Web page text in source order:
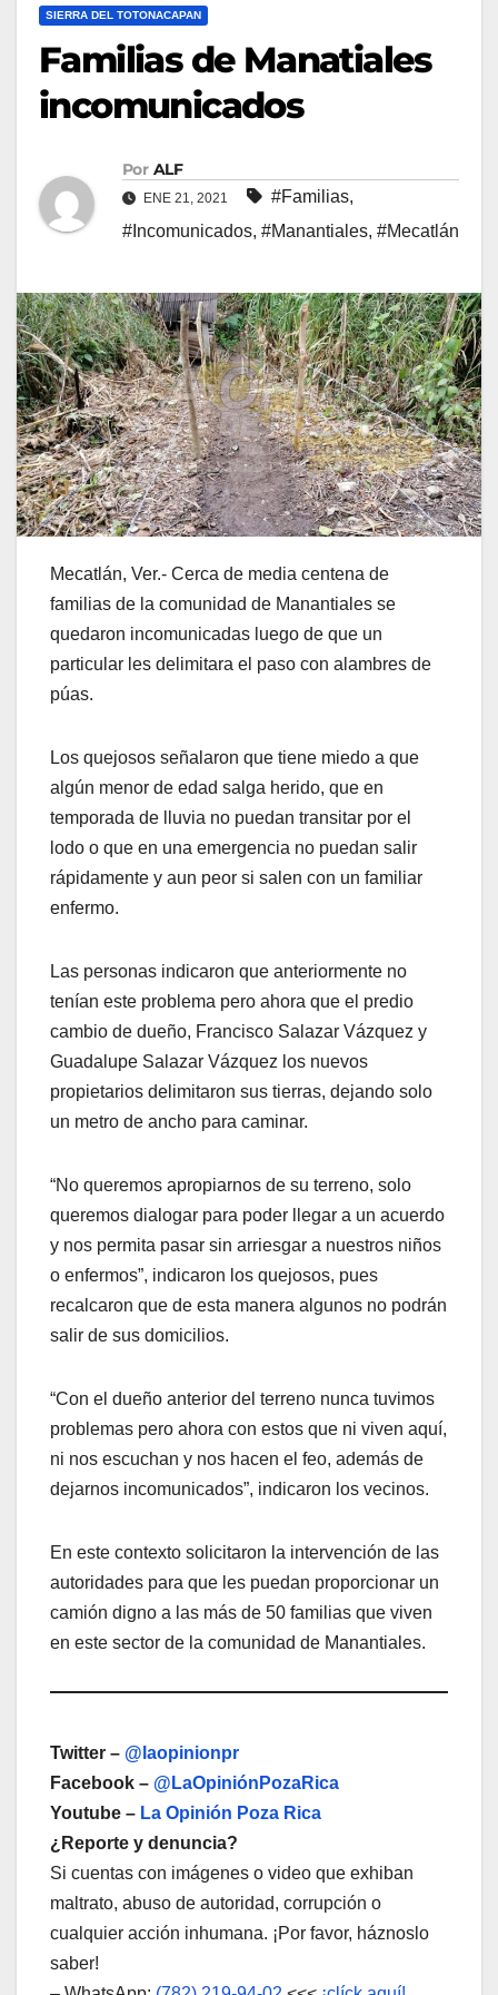
SIERRA DEL TOTONACAPAN
Familias de Manatiales
incomunicados
Por ALF
ENE 21, 2021 #Familias,
#Incomunicados, #Manantiales, #Mecatlán
Mecatlán, Ver.- Cerca de media centena de
familias de la comunidad de Manantiales se
quedaron incomunicadas luego de que un
particular les delimitara el paso con alambres de
púas.
Los quejosos señalaron que tiene miedo a que
algún menor de edad salga herido, que en
temporada de lluvia no puedan transitar por el
lodo o que en una emergencia no puedan salir
rápidamente y aun peor si salen con un familiar
enfermo.
Las personas indicaron que anteriormente no
tenían este problema pero ahora que el predio
cambio de dueño, Francisco Salazar Vázquez y
Guadalupe Salazar Vázquez los nuevos
propietarios delimitaron sus tierras, dejando solo
un metro de ancho para caminar.
“No queremos apropiarnos de su terreno, solo
queremos dialogar para poder llegar a un acuerdo
y nos permita pasar sin arriesgar a nuestros niños
o enfermos”, indicaron los quejosos, pues
recalcaron que de esta manera algunos no podrán
salir de sus domicilios.
“Con el dueño anterior del terreno nunca tuvimos
problemas pero ahora con estos que ni viven aquí,
ni nos escuchan y nos hacen el feo, además de
dejarnos incomunicados”, indicaron los vecinos.
En este contexto solicitaron la intervención de las
autoridades para que les puedan proporcionar un
camión digno a las más de 50 familias que viven
en este sector de la comunidad de Manantiales.
Twitter – @laopinionpr
Facebook – @LaOpiniónPozaRica
Youtube – La Opinión Poza Rica
¿Reporte y denuncia?
Si cuentas con imágenes o video que exhiban
maltrato, abuso de autoridad, corrupción o
cualquier acción inhumana. ¡Por favor, háznoslo
saber!